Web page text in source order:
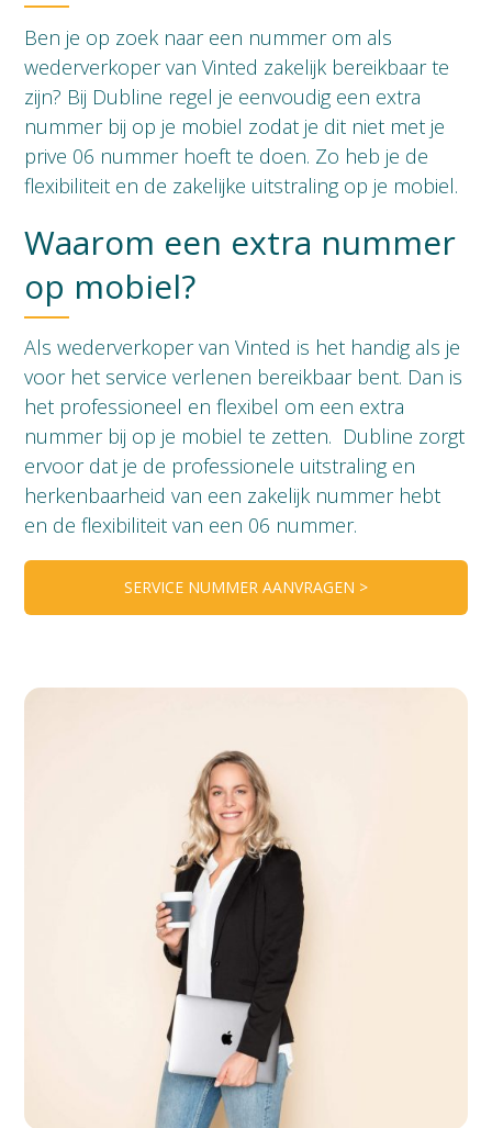
Ben je op zoek naar een nummer om als
wederverkoper van Vinted zakelijk bereikbaar te
zijn? Bij Dubline regel je eenvoudig een extra
nummer bij op je mobiel zodat je dit niet met je
prive 06 nummer hoeft te doen. Zo heb je de
flexibiliteit en de zakelijke uitstraling op je mobiel.
Waarom een extra nummer
op mobiel?
Als wederverkoper van Vinted is het handig als je
voor het service verlenen bereikbaar bent. Dan is
het professioneel en flexibel om een extra
nummer bij op je mobiel te zetten. Dubline zorgt
ervoor dat je de professionele uitstraling en
herkenbaarheid van een zakelijk nummer hebt
en de flexibiliteit van een 06 nummer.
SERVICE NUMMER AANVRAGEN >